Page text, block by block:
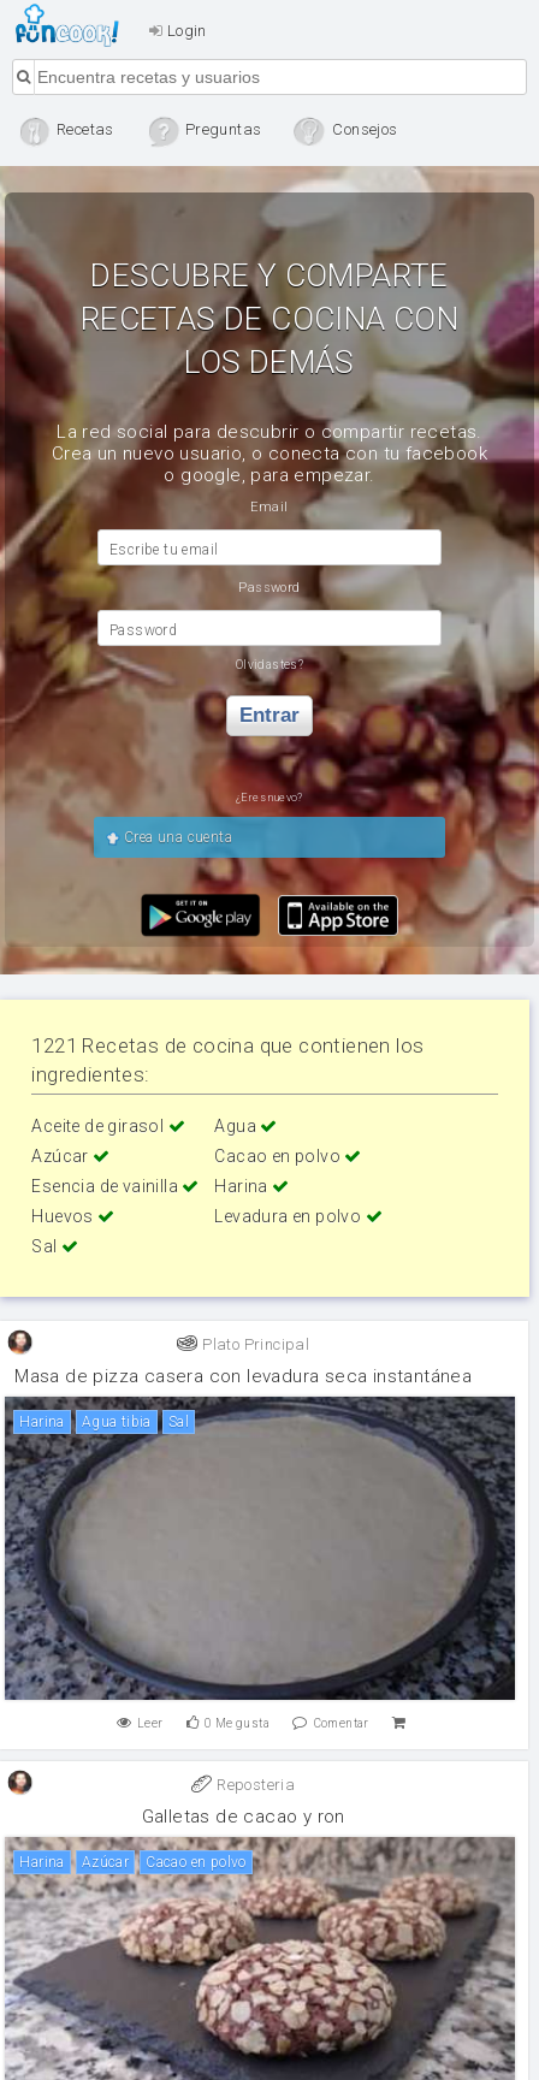
Login
Recetas Preguntas Consejos
DESCUBRE Y COMPARTE
RECETAS DE COCINA CON
LOS DEMÁS
La red social para descubrir o compartir recetas.
Crea un nuevo usuario, o conecta con tu facebook
o google, para empezar.
Email
Escribe tu email
Password
Password
Olvidastes?
Entrar
¿Eres nuevo?
Crea una cuenta
1221 Recetas de cocina que contienen los
ingredientes:
Aceite de girasol
Agua
Azúcar
Cacao en polvo
Esencia de vainilla
Harina
Huevos
Levadura en polvo
Sal
Plato Principal
Masa de pizza casera con levadura seca instantánea
harina Agua tibia sal
Leer 0 Me gusta Comentar
Reposteria
Galletas de cacao y ron
harina Azúcar Cacao en polvo